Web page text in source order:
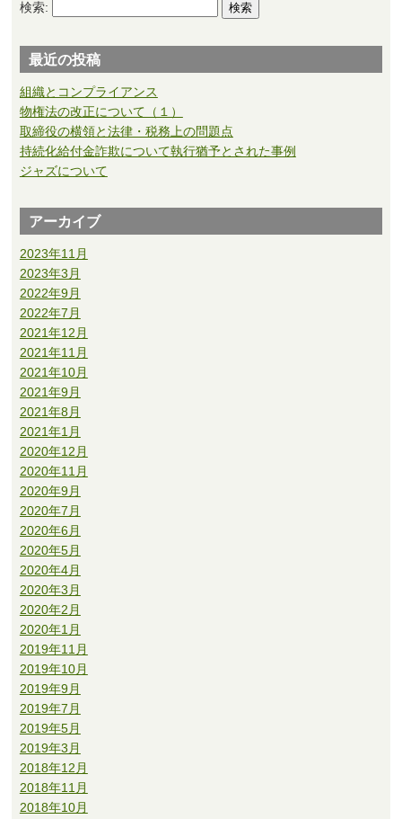
検索:
最近の投稿
組織とコンプライアンス
物権法の改正について（１）
取締役の横領と法律・税務上の問題点
持続化給付金詐欺について執行猶予とされた事例
ジャズについて
アーカイブ
2023年11月
2023年3月
2022年9月
2022年7月
2021年12月
2021年11月
2021年10月
2021年9月
2021年8月
2021年1月
2020年12月
2020年11月
2020年9月
2020年7月
2020年6月
2020年5月
2020年4月
2020年3月
2020年2月
2020年1月
2019年11月
2019年10月
2019年9月
2019年7月
2019年5月
2019年3月
2018年12月
2018年11月
2018年10月